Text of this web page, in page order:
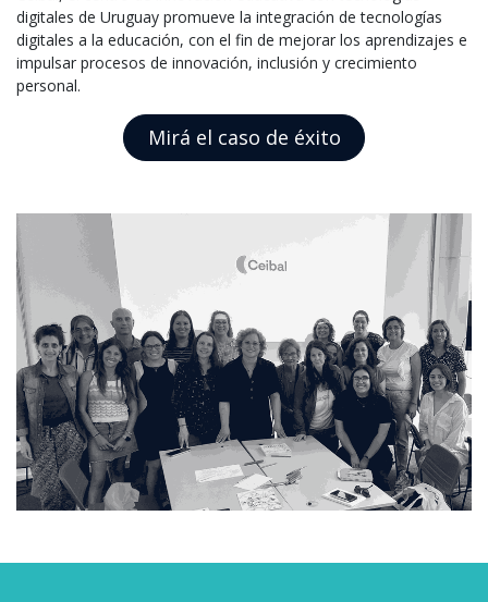
digitales de Uruguay promueve la integración de tecnologías
digitales a la educación, con el fin de mejorar los aprendizajes e
impulsar procesos de innovación, inclusión y crecimiento
personal.
Mirá el caso de éxito